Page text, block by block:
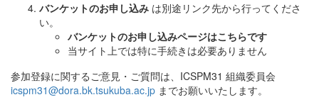
バンケットのお申し込み は別途リンク先から行ってくださ
い。
バンケットのお申し込みページはこちらです
当サイト上では特に手続きは必要ありません
参加登録に関するご意見・ご質問は、ICSPM31 組織委員会
icspm31@dora.bk.tsukuba.ac.jp までお願いいたします。